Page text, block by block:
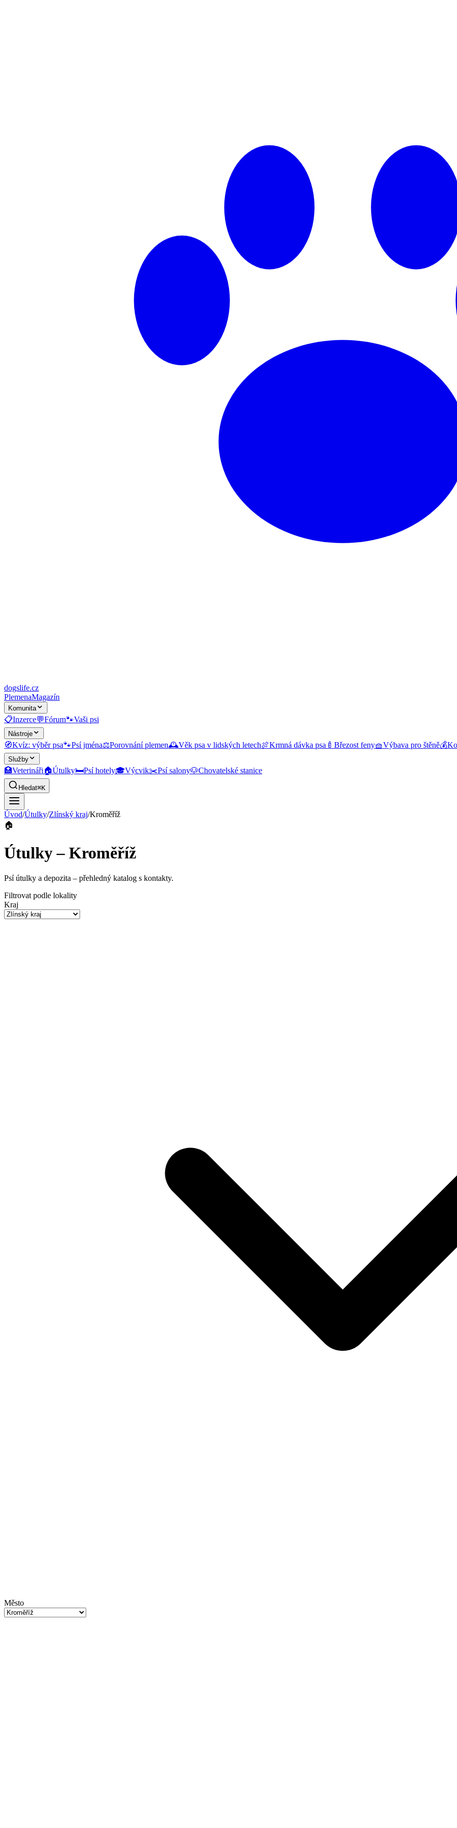
dogslife.cz
PlemenaMagazín
Komunita
📋Inzerce💬Fórum🐾Vaši psi
Nástroje
🧭Kvíz: výběr psa🐾Psí jména⚖️Porovnání plemen🕰️Věk psa v lidských letech🍖Krmná dávka psa 🍼 Březost feny🧺Výbava pro štěně💰
Služby
🏥Veterináři🏠Útulky🛏️Psí hotely🎓Výcvik✂️Psí salony🐶Chovatelské stanice
Hledat⌘K
Úvod/Útulky/Zlínský kraj/Kroměříž
🏠
Útulky – Kroměříž
Psí útulky a depozita – přehledný katalog s kontakty.
Filtrovat podle lokality
Kraj
Město